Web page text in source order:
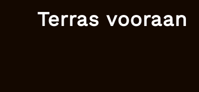
Terras vooraan